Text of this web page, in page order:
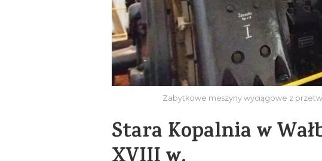
Zabytkowe meszyny wyciągowe z
Stara Kopalnia w